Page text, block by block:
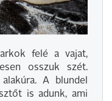
felé a vajat,
osszuk szét.
A blundel
is adunk, ami